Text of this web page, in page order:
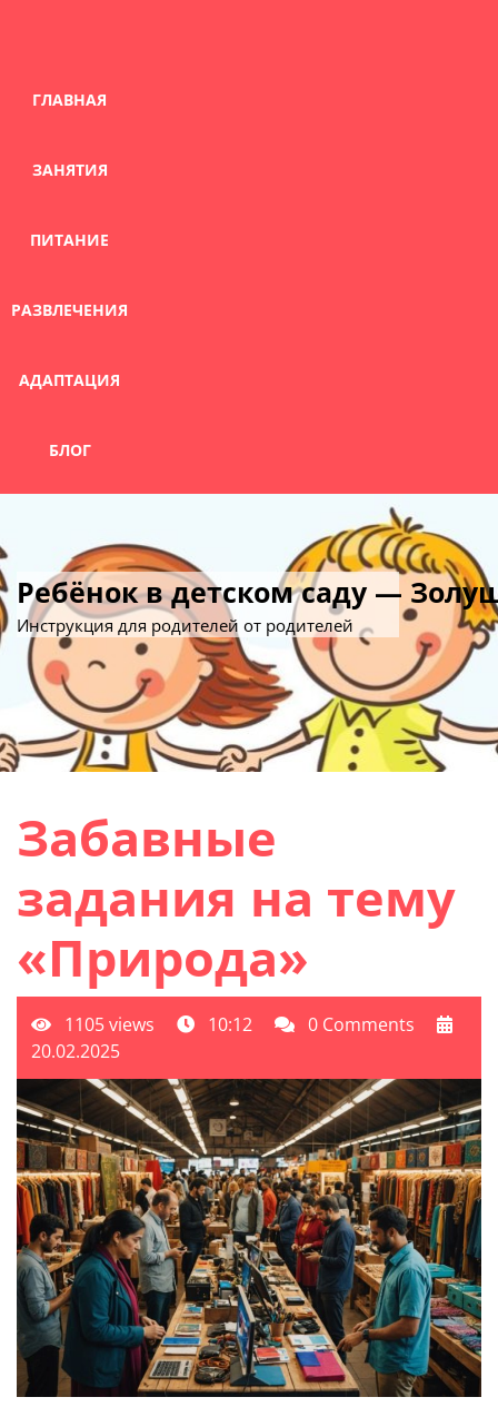
ГЛАВНАЯ
ЗАНЯТИЯ
ПИТАНИЕ
РАЗВЛЕЧЕНИЯ
АДАПТАЦИЯ
БЛОГ
Ребёнок в детском саду —
Инструкция для родителей от родителей
Забавные
задания на тему
«Природа»
1105 views 10:12
0 Comments
20.02.2025